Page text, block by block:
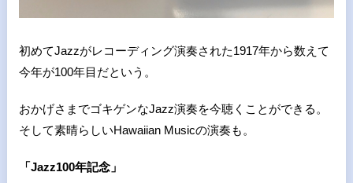
初めてJazzがレコーディング演奏された1917年から数えて
今年が100年目だという。
おかげさまでゴキゲンなJazz演奏を今聴くことができる。
そして素晴らしいHawaiian Musicの演奏も。
「Jazz100年記念」